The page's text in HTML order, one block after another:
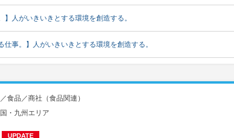
】人がいきいきとする環境を創造する。
仕事。】人がいきいきとする環境を創造する。
食品／商社（食品関連）
・九州エリア
UPDATE